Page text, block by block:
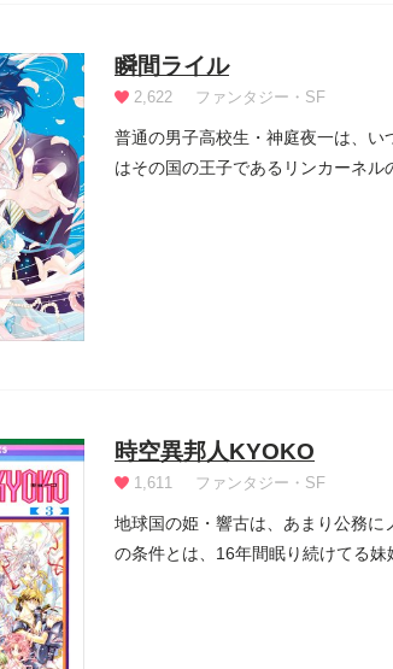
瞬間ライル
2,622 ファンタジー・SF
普通の男子高校生・神庭夜一は、
はその国の王子であるリンカーネル
時空異邦人KYOKO
1,611 ファンタジー・SF
地球国の姫・響古は、あまり公務
の条件とは、16年間眠り続けてる